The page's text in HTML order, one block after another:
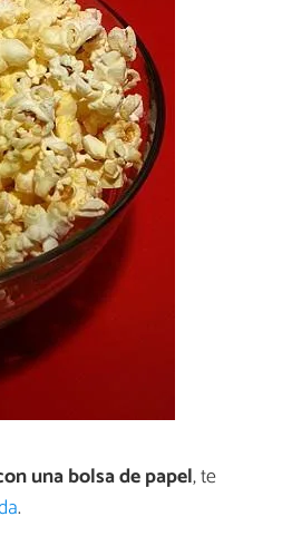
una bolsa de papel, te
.